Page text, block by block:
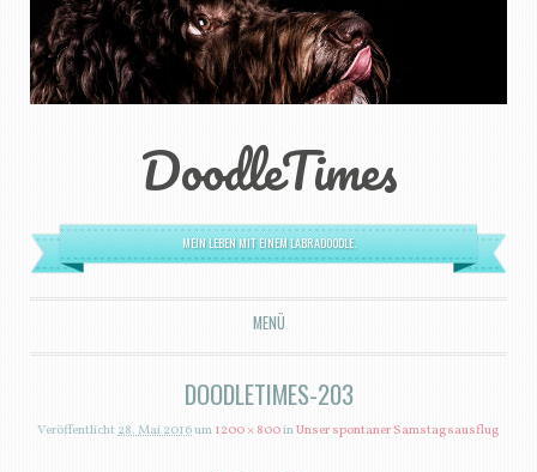
DoodleTimes
MEIN LEBEN MIT EINEM LABRADOODLE.
MENÜ
ZUM INHALT SPRINGEN
DOODLETIMES-203
Veröffentlicht28. Mai 2016um1200 × 800inUnser spontaner Samstagsausflug